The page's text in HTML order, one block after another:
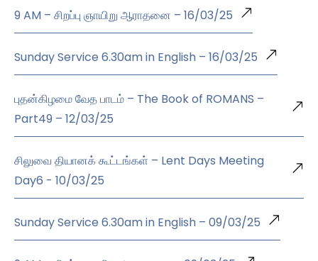
9 AM – சிறப்பு ஞாயிறு ஆராதனை – 16/03/25
Sunday Service 6.30am in English – 16/03/25
புதன்கிழமை வேத பாடம் – The Book of ROMANS –
Part49 – 12/03/25
சிலுவை தியானக் கூட்டங்கள் – Lent Days Meeting
Day6 - 10/03/25
Sunday Service 6.30am in English – 09/03/25